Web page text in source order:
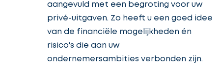
aangevuld met een begroting voor uw
privé-uitgaven. Zo heeft u een goed idee
van de financiële mogelijkheden én
risico's die aan uw
ondernemersambities verbonden zijn.